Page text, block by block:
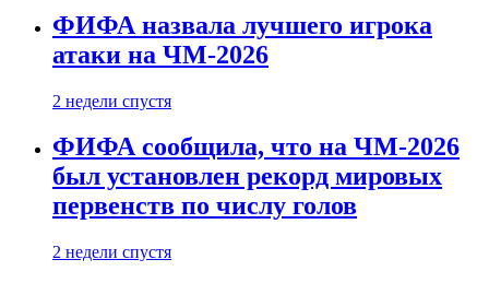
ФИФА назвала лучшего игрока
атаки на ЧМ-2026
2 недели спустя
ФИФА сообщила, что на ЧМ-2026
был установлен рекорд мировых
первенств по числу голов
2 недели спустя